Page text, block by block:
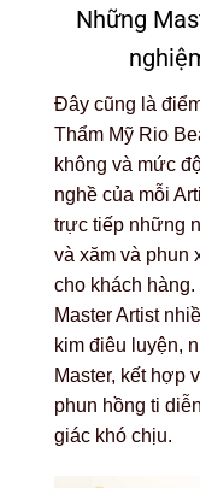
Những
Đây cũng là
Thẩm Mỹ Rio
không và mức
nghề của mỗi
trực tiếp những
và xăm và phun
cho khách
Master Artist
kim điêu luyện,
Master, kết hợp
phun hồng ti
giác khó chịu.